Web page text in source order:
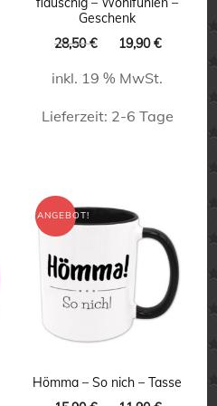
auf
der
werden
Geschenk
28,50€
Ursprünglicher
war:
19,90€
19,90 €.
inkl. 19 % MwSt.
Lieferzeit: 2-6 Tage
ANGEBOT!
Hömma – So nich – Tasse